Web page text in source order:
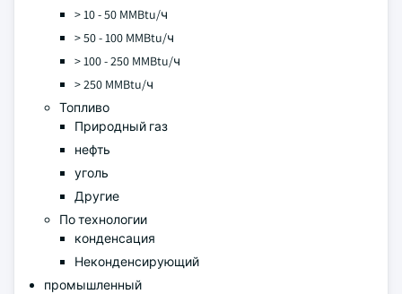
> 10 - 50 MMBtu/ч
> 50 - 100 MMBtu/ч
> 100 - 250 MMBtu/ч
> 250 MMBtu/ч
Топливо
Природный газ
нефть
уголь
Другие
По технологии
конденсация
Неконденсирующий
промышленный